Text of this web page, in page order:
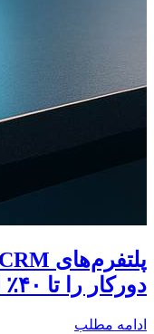
دورکار را تا ۴۰٪ افزایش دادند
ادامه مطلب